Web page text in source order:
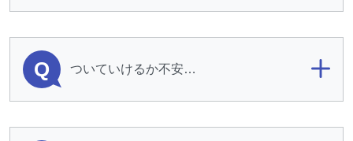
Q ついていけるか不安…